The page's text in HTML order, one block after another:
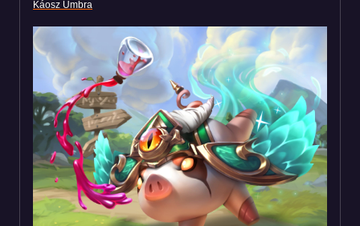
Káosz Umbra